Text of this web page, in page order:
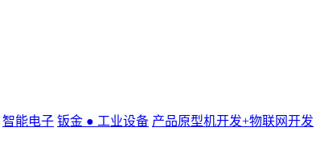
智能电子 钣金 ● 工业设备 产品原型机开发+物联网开发